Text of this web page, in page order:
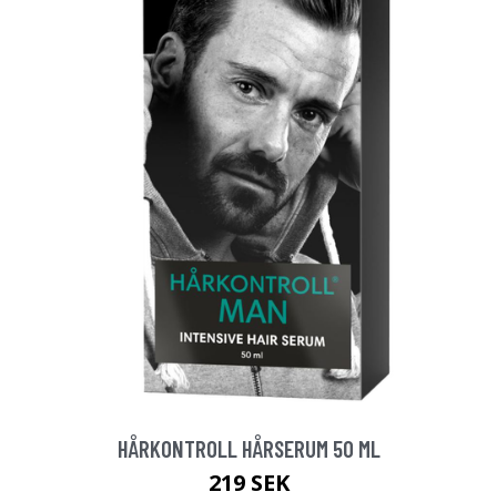
HÅRKONTROLL HÅRSERUM 50 ML
219 SEK